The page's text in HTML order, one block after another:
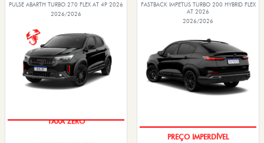
PULSE ABARTH TURBO 270 FLEX AT 4P 2026
2026/2026
TAXA ZERO
FASTBACK IMPETUS TURBO 200 HYBRID FLEX
AT 2026
2026/2026
PREÇO IMPERDÍVEL